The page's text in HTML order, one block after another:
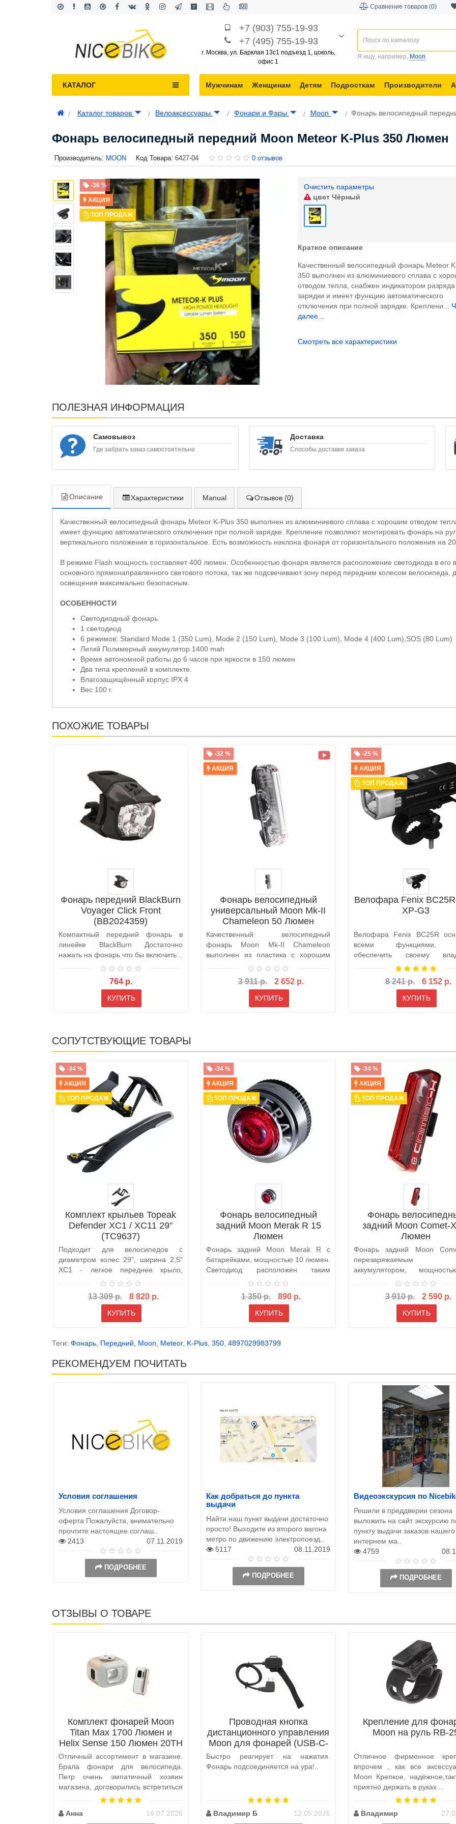
Сравнение товаров (0)
+7 (903) 755-19-93
+7 (495) 755-19-93
г. Москва, ул. Барклая 13с1 подъезд 1, цоколь,
офис 1
Я ищу, например, Moon
Мужчинам Женщинам Детям Подросткам Производители
КАТАЛОГ
Каталог товаров Велоаксессуары Фонари и Фары Moon Фонарь велосипедный
Фонарь велосипедный передний Moon Meteor K-Plus 350 Люмен
Производитель: MOON Код Товара: 6427-04 0 отзывов
-36 %
АКЦИЯ
ТОП ПРОДАЖ
Очистить параметры
цветЧёрный
Краткое описание
Качественный велосипедный фонарь Meteor
350 выполнен из алюминиевого сплава с
отводом тепла, снабжен индикатором разряда
зарядки и имеет функцию автоматического
отключения при полной зарядке. Креплени...
далее...
Смотреть все характеристики
ПОЛЕЗНАЯ ИНФОРМАЦИЯ
Самовывоз
Где забрать заказ самостоятельно
Доставка
Способы доставки заказа
Описание Характеристики Manual Отзывов (0)
Качественный велосипедный фонарь Meteor K-Plus 350 выполнен из алюминиевого сплава с хорошим отводом
имеет функцию автоматического отключения при полной зарядке. Крепление позволяют монтировать фонарь на
вертикального положения в горизонтальное. Есть возможность наклона фонаря от горизонтального положения на 20
В режиме Flash мощность составляет 400 люмен. Особенностью фонаря является расположение светодиода в его
основного прямонаправленного светового потока, так же подсвечивают зону перед передним колесом велосипеда,
освещения максимально безопасным.
ОСОБЕННОСТИ
Cветодиодный фонарь
1 светодиод
6 режимов: Standard Mode 1 (350 Lum), Mode 2 (150 Lum), Mode 3 (100 Lum), Mode 4 (400 Lum),SOS (80 Lum)
Литий Полимерный аккумулятор 1400 mah
Время автономной работы до 6 часов при яркости в 150 люмен
Два типа креплений в комплекте.
Влагозащищённый корпус IPX 4
Вес 100 г.
ПОХОЖИЕ ТОВАРЫ
Фонарь передний BlackBurn
Voyager Click Front
(BB2024359)
Компактный передний фонарь в
линейке BlackBurn Достаточно
нажать на фонарь что бы включить ..
764 р.
КУПИТЬ
-32 %
АКЦИЯ
Фонарь велосипедный
универсальный Moon Mk-II
Chameleon 50 Люмен
Качественный велосипедный
фонарь Moon Mk-II Chameleon
выполнен из пластика с хорошим
отводом тепла, ..
3 911 р. 2 652 р.
КУПИТЬ
-25 %
АКЦИЯ
ТОП ПРОДАЖ
Велофара Fenix
XP-G3
Велофара Fenix BC25R
всеми функциями,
обеспечить своему
качественный свет н..
8 241 р. 6 152 р.
КУПИТЬ
СОПУТСТВУЮЩИЕ ТОВАРЫ
-34 %
АКЦИЯ
ТОП ПРОДАЖ
Комплект крыльев Topeak
Defender XC1 / XC11 29"
(TC9637)
Подходит для велосипедов с
диаметром колес 29", ширина 2,5"
XC1 - легкое переднее крыло,
13 309 р. 8 820 р.
КУПИТЬ
-34 %
АКЦИЯ
ТОП ПРОДАЖ
Фонарь велосипедный
задний Moon Merak R 15
Люмен
Фонарь задний Moon Merak R с
батарейками, мощностью 10 люмен.
Светодиод расположен таким
1 350 р. 890 р.
КУПИТЬ
-34 %
АКЦИЯ
ТОП ПРОДАЖ
Фонарь
задний Moon Comet-
Люмен
Фонарь задний Moon
перезаряжаемым
аккумулятором,
люмен. Светодиоды распол..
3 910 р. 2 590 р.
КУПИТЬ
Теги: Фонарь Передний Moon Meteor, K-Plus 350 4897029983799
РЕКОМЕНДУЕМ ПОЧИТАТЬ
Условия соглашения
Условия соглашения Договор-
оферта Пожалуйста, внимательно
прочтите настоящее соглаш..
2413
07.11.2019
ПОДРОБНЕЕ
Как добраться до пункта
выдачи
Найти наш пункт выдачи достаточно
просто! Выходите из второго вагона
метро по движению электропоезд..
5117
08.11.2019
ПОДРОБНЕЕ
Видеоэкскурсия по
Решили в преддверии сезона
выложить на сайт экскурсию
пункту выдачи заказов нашего
интернем ма..
4759
ПОДРОБНЕЕ
ОТЗЫВЫ О ТОВАРЕ
Комплект фонарей Moon
Titan Max 1700 Люмен и
Helix Sense 150 Люмен 20TH
Anniversary Edition
Отличный ассортимент в магазине.
Брала фонари для велосипеда.
Петр очень эмпатичный хозяин
магазина, договорились встретиться
по пути, чтобы передать ..
Анна
16.07.2026
Проводная кнопка
дистанционного управления
Moon для фонарей (USB-C-
RM2020)
Быстро реагирует на нажатия.
Фонарь подсоединяется на ура!..
Владимир Б 12.05.2026
Крепление для
Moon на руль RB-
Отличное фирменное
впрочем , как все
Moon Крепкое,
приятно держать в руках ..
Владимир